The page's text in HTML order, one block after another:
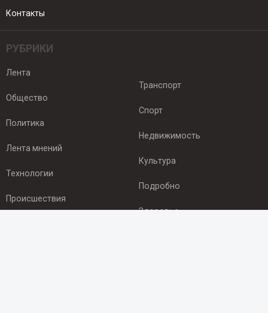
Контакты
РУБРИКИ
Лента
Общество
Политика
Лента мнений
Технологии
Происшествия
Транспорт
Спорт
Недвижимость
Культура
Подробно
Здоровье